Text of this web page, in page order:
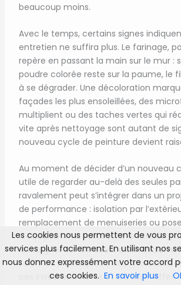
beaucoup moins.
Avec le temps, certains signes
entretien ne suffira plus. Le farinage,
repère en passant la main sur le mur :
poudre colorée reste sur la paume, le
à se dégrader. Une décoloration
façades les plus ensoleillées, des
multiplient ou des taches vertes qui
vite après nettoyage sont autant de
nouveau cycle de peinture devient
Au moment de décider d’un nouveau
utile de regarder au-delà des seules
ravalement peut s’intégrer dans un
de performance : isolation par
remplacement de menuiseries ou pose
d’équipements favorisant le confort
renseigner sur lescoûts d’un
selon les techniques et les matériaux
ces investissements et à éviter l’effet «
Les cookies nous permettent de vous
services plus facilement. En utilisant nos
nous donnez expressément votre accord
ces cookies. En savoir plus